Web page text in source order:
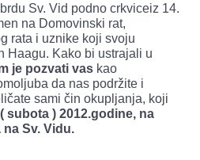
brdu Sv. Vid podno crkviceiz 14.
na Domovinski rat,
rata i uznike koji svoju
Haagu. Kako bi ustrajali u
je pozvati vas kao
da nas podržite i
sami čin okupljanja, koji
subota ) 2012.godine, na
Sv. Vidu.